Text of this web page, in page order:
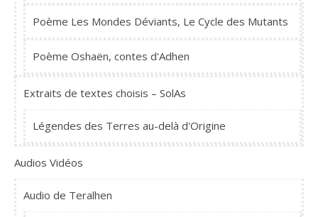
Poème Les Mondes Déviants, Le Cycle des Mutants
Poème Oshaën, contes d'Adhen
Extraits de textes choisis – SolAs
Légendes des Terres au-delà d'Origine
Audios Vidéos
Audio de Teralhen